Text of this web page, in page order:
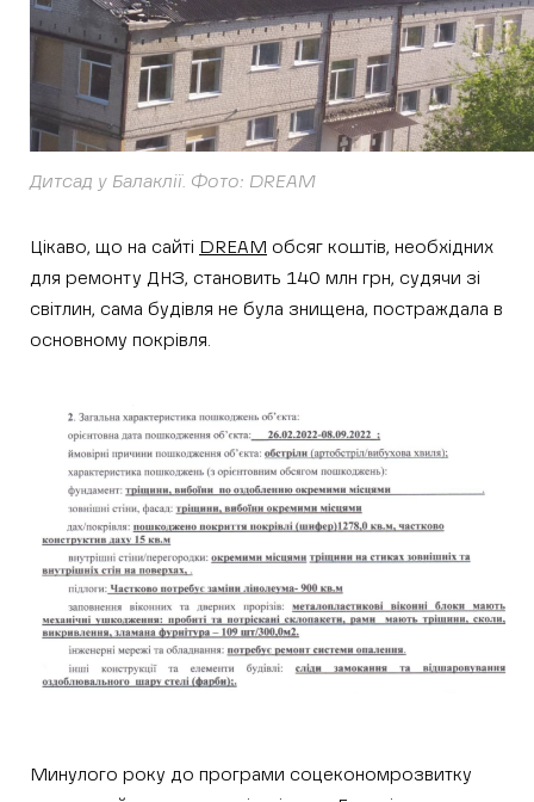
Дитсад у Балаклії. Фото: DREAM
Цікаво, що на сайті DREAM обсяг коштів, необхідних
для ремонту ДНЗ, становить 140 млн грн, судячи зі
світлин, сама будівля не була знищена, постраждала в
основному покрівля.
Минулого року до програми соцекономрозвитку